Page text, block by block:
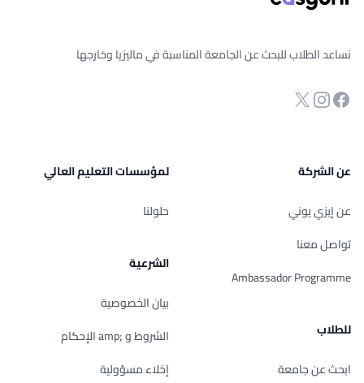
نساعد الطلاب للبحث عن الجامعة المناسبة في ماليزيا وخارجها
صفحة الفيسبوك
انستجرام
Twitter
عن الشركة
عن إيزي يوني
تواصل معنا
Ambassador Programme
للطلاب
ابحث عن جامعة
لمؤسسات التعليم العالي
حلولنا
الشرعية
بيان الخصوصية
الشروط و ;amp الإحكام
إخلاء مسؤولية